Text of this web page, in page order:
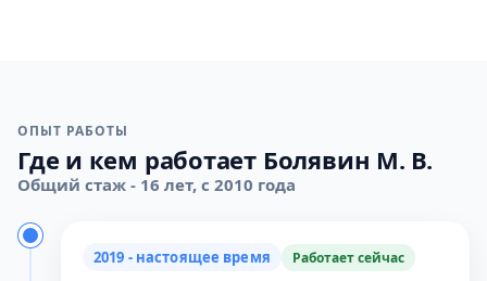
ОПЫТ РАБОТЫ
Где и кем работает Болявин М. В.
Общий стаж - 16 лет, с 2010 года
2019 - настоящее время Работает сейчас